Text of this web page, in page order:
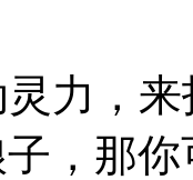
力，来
，那